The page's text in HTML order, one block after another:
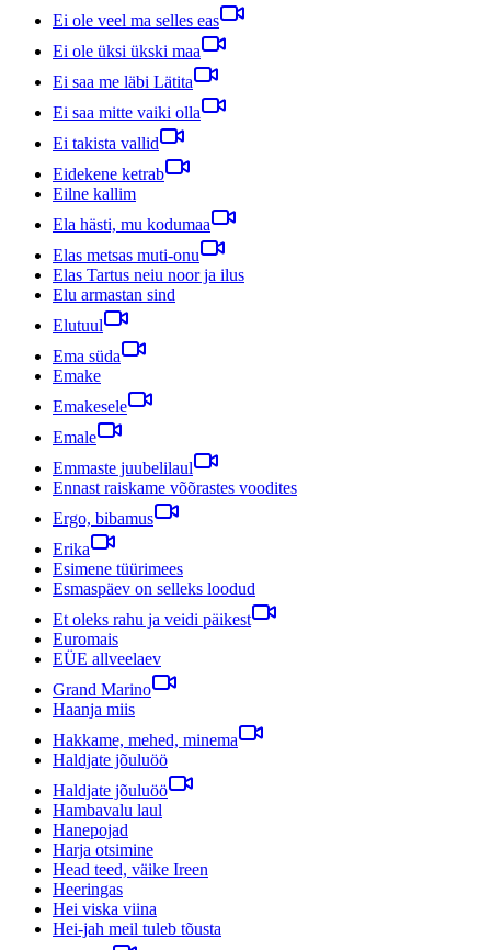
Ei ole veel ma selles eas
Ei ole üksi ükski maa
Ei saa me läbi Lätita
Ei saa mitte vaiki olla
Ei takista vallid
Eidekene ketrab
Eilne kallim
Ela hästi, mu kodumaa
Elas metsas muti-onu
Elas Tartus neiu noor ja ilus
Elu armastan sind
Elutuul
Ema süda
Emake
Emakesele
Emale
Emmaste juubelilaul
Ennast raiskame võõrastes voodites
Ergo, bibamus
Erika
Esimene tüürimees
Esmaspäev on selleks loodud
Et oleks rahu ja veidi päikest
Euromais
EÜE allveelaev
Grand Marino
Haanja miis
Hakkame, mehed, minema
Haldjate jõuluöö
Haldjate jõuluöö
Hambavalu laul
Hanepojad
Harja otsimine
Head teed, väike Ireen
Heeringas
Hei viska viina
Hei-jah meil tuleb tõusta